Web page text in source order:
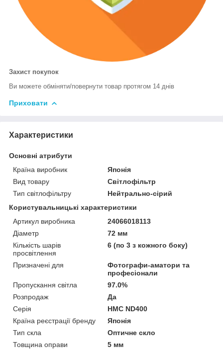
Захист покупок
Ви можете обміняти/повернути товар протягом 14 днів
Приховати
Характеристики
Основні атрибути
Країна виробник
Японія
Вид товару
Світлофільтр
Тип світлофільтру
Нейтрально-сірий
Користувальницькі характеристики
Артикул виробника
24066018113
Діаметр
72 мм
Кількість шарів
просвітлення
6 (по 3 з кожного боку)
Призначені для
Фотографи-аматори та
професіонали
Пропускання світла
97.0%
Розпродаж
Да
Серія
HMC ND400
Країна реєстрації бренду
Японія
Тип скла
Оптичне скло
Товщина оправи
5 мм